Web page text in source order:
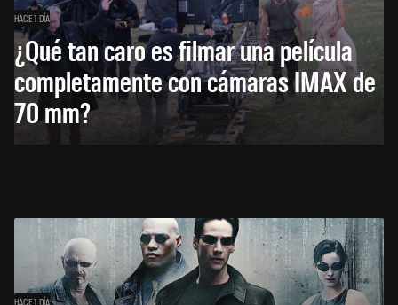
HACE 1 DÍA
¿Qué tan caro es filmar una película
completamente con cámaras IMAX de
70 mm?
HACE 1 DÍA